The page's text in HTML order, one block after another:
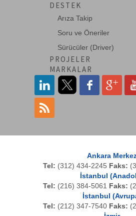
DESTEK
Arıza Takip
Soru ve Öneriler
Sürücüler (Driver)
PROJELER
MARKALAR
Ankara
Tel: (312) 434-2245 Faks:
İstanbul
Tel: (216) 384-5061 Faks:
İstanbul
Tel: (212) 347-7540 Faks: